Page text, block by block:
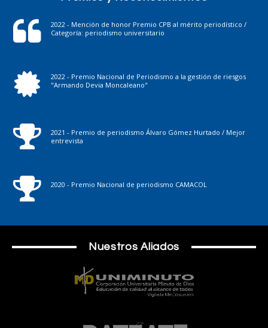
2022 - Mención de honor Premio CPB al mérito periodístico /
Categoría: periodismo universitario
2022 - Premio Nacional de Periodismo a la gestión de riesgos
"Armando Devia Moncaleano"
2021 - Premio de periodismo Álvaro Gómez Hurtado / Mejor
entrevista
2020 - Premio Nacional de periodismo CAMACOL
Nuestros Aliados